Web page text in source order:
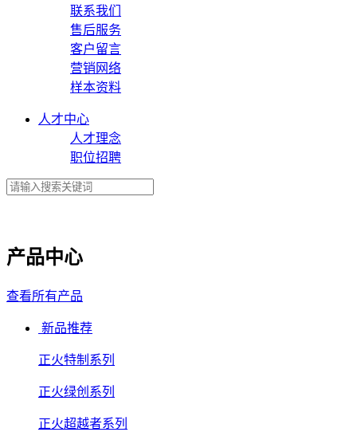
联系我们
售后服务
客户留言
营销网络
样本资料
人才中心
人才理念
职位招聘
产品中心
查看所有产品
新品推荐
正火特制系列
正火绿创系列
正火超越者系列